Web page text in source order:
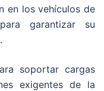
en los vehículos de
garantizar su
soportar cargas
exigentes de la